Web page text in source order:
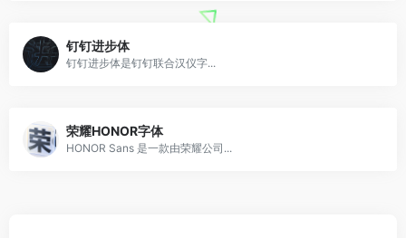
钉钉进步体
钉钉进步体是钉钉联合汉仪字...
荣耀HONOR字体
HONOR Sans 是一款由荣耀公司...